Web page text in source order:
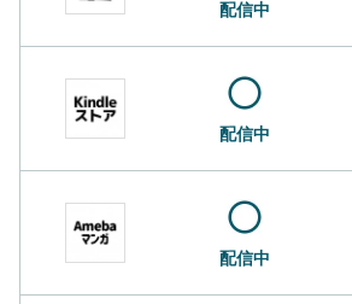
配信中
配信中
配信中